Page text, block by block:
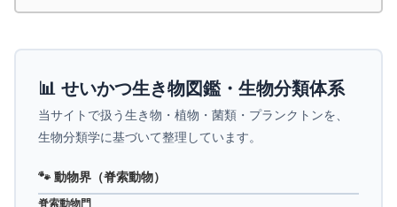
📊 せいかつ生き物図鑑・生物分類体系
当サイトで扱う生き物・植物・菌類・プランクトンを、
生物分類学に基づいて整理しています。
🐾 動物界（脊索動物）
脊索動物門